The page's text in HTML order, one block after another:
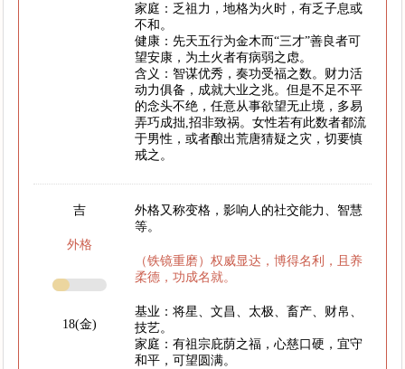
家庭：乏祖力，地格为火时，有乏子息或
不和。
健康：先天五行为金木而“三才”善良者可
望安康，为土火者有病弱之虑。
含义：智谋优秀，奏功受福之数。财力活
动力俱备，成就大业之兆。但是不足不平
的念头不绝，任意从事欲望无止境，多易
弄巧成拙,招非致祸。女性若有此数者都流
于男性，或者酿出荒唐猜疑之灾，切要慎
戒之。
吉
外格
18(金)
外格又称变格，影响人的社交能力、智慧
等。
（铁镜重磨）权威显达，博得名利，且养
柔德，功成名就。
基业：将星、文昌、太极、畜产、财帛、
技艺。
家庭：有祖宗庇荫之福，心慈口硬，宜守
和平，可望圆满。